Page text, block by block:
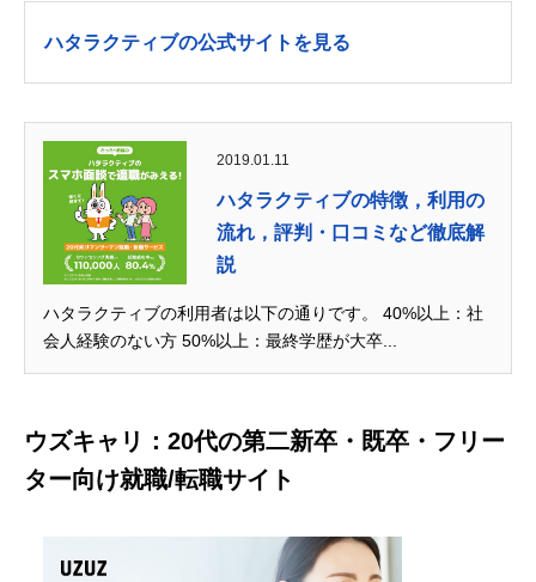
ハタラクティブの公式サイトを見る
2019.01.11
ハタラクティブの特徴，利用の
流れ，評判・口コミなど徹底解
説
ハタラクティブの利用者は以下の通りです。 40%以上：社
会人経験のない方 50%以上：最終学歴が大卒...
ウズキャリ：20代の第二新卒・既卒・フリー
ター向け就職/転職サイト